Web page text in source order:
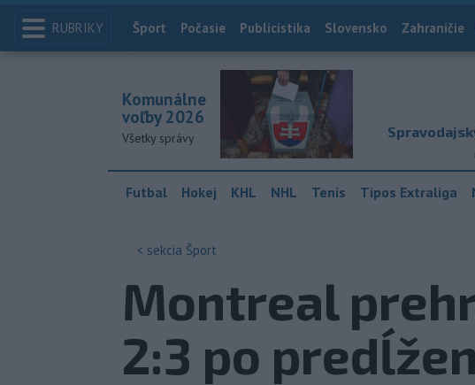
RUBRIKY Index
Šport Počasie Publicistika Slovensko Zahraničie
Komunálne
voľby 2026
Všetky správy
Futbal Hokej KHL NHL Tenis Tipos Extraliga
< sekcia Šport
Montreal
2:3 po